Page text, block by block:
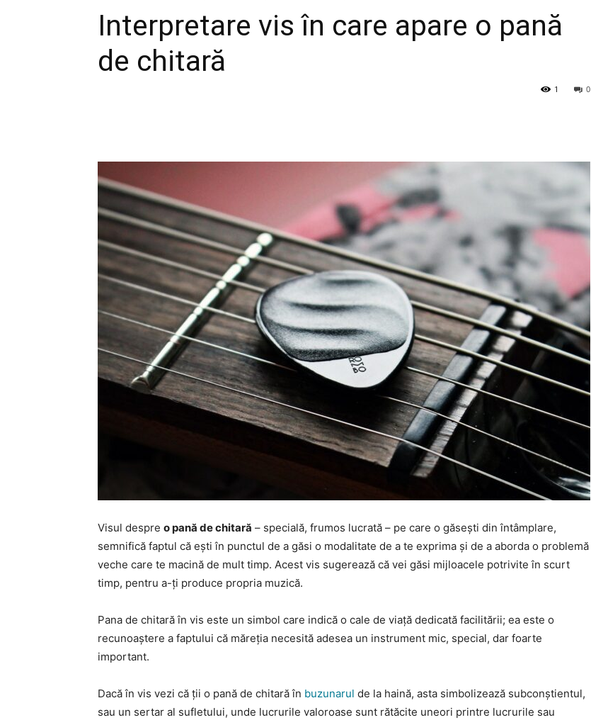
Interpretare vis în care apare o pană
de chitară
0
1
Visul despre o pană de chitară – specială, frumos lucrată – pe care o găsești din întâmplare,
semnifică faptul că ești în punctul de a găsi o modalitate de a te exprima și de a aborda o problemă
veche care te macină de mult timp. Acest vis sugerează că vei găsi mijloacele potrivite în scurt
timp, pentru a-ți produce propria muzică.
Pana de chitară în vis este un simbol care indică o cale de viață dedicată facilitării; ea este o
recunoaștere a faptului că măreția necesită adesea un instrument mic, special, dar foarte
important.
Dacă în vis vezi că ții o pană de chitară în buzunarul de la haină, asta simbolizează subconștientul,
sau un sertar al sufletului, unde lucrurile valoroase sunt rătăcite uneori printre lucrurile sau